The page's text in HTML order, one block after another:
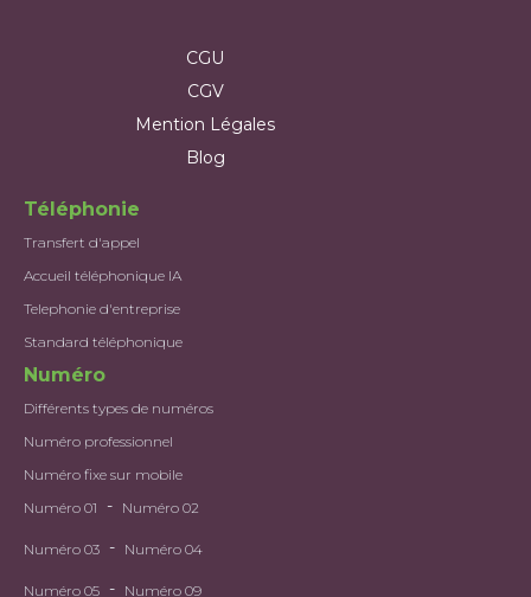
CGU
CGV
Mention Légales
Blog
Téléphonie
Transfert d'appel
Accueil téléphonique IA
Telephonie d'entreprise
Standard téléphonique
Numéro
Différents types de numéros
Numéro professionnel
Numéro fixe sur mobile
Numéro 01 - Numéro 02
Numéro 03 - Numéro 04
Numéro 05 - Numéro 09